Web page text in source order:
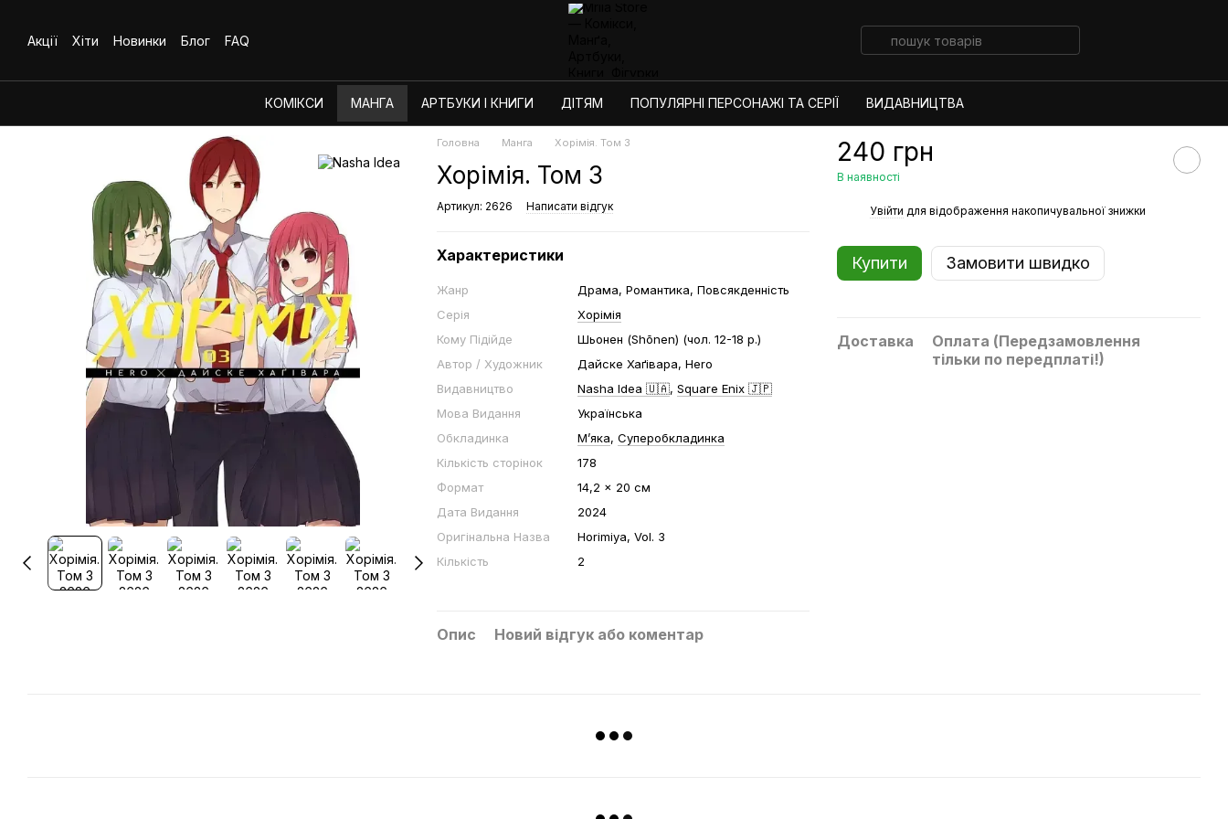
Акції
Хіти Новинки Блог FAQ
КОМІКСИ МАНГА АРТБУКИ І КНИГИ ДІТЯМ ПОПУЛЯРНІ ПЕРСОНАЖІ ТА СЕРІЇ ВИДАВНИЦТВА
Головна Манга Хорімія. Том 3
Хорімія. Том 3
Артикул: 2626 Написати відгук
Характеристики
Жанр
Драма, Романтика, Повсякденність
Серія
Хорімія
Кому Підійде
Шьонен (Shōnen) (чол. 12-18 р.)
Автор / Художник
Дайске Хаґівара, Hero
Видавництво
Nasha Idea 🇺🇦, Square Enix 🇯🇵
Мова Видання
Українська
Обкладинка
Мʼяка, Суперобкладинка
Кількість сторінок
178
Формат
14,2 x 20 cм
Дата Видання
2024
Оригінальна Назва
Horimiya, Vol. 3
Кількість
2
Опис Новий відгук або коментар
240 грн
В наявності
Увійти для відображення накопичувальної знижки
Купити Замовити швидко
Доставка
Оплата (Передзамовлення
тільки по передплаті!)